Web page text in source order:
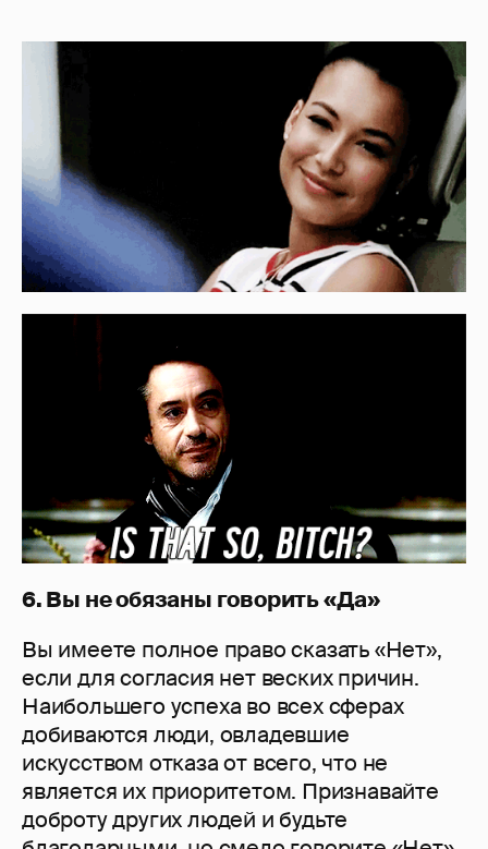
6. Вы не обязаны говорить «Да»
Вы имеете полное право сказать «Нет»,
если для согласия нет веских причин.
Наибольшего успеха во всех сферах
добиваются люди, овладевшие
искусством отказа от всего, что не
является их приоритетом. Признавайте
доброту других людей и будьте